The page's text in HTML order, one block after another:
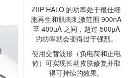
ZIIP HALO 的功率处于最佳细
胞再生和肌肉刺激范围 900nA
至 400µA 之间，超过 500µA
的功率就会变得过于强烈。
使用交替波形（负电荷和正电
荷）可实现长期皮肤修复并取
得可持续的效果。